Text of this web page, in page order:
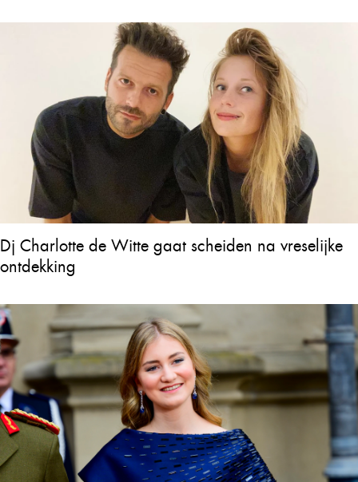
Dj Charlotte de Witte gaat scheiden na vreselijke
ontdekking